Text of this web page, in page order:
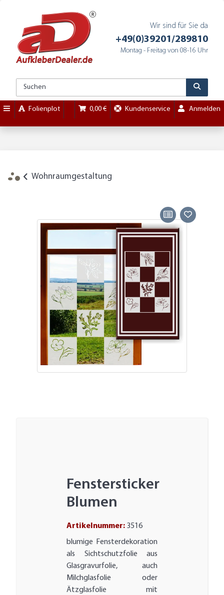
Wir sind für Sie da
+49(0)39201/289810
Montag - Freitag von 08-16 Uhr
Folienplot 0,00 € Kundenservice Anmelden
Wohnraumgestaltung
Fenstersticker
Blumen
Artikelnummer: 3516
blumige Fensterdekoration
als Sichtschutzfolie aus
Glasgravurfolie, auch
Milchglasfolie oder
Ätzglasfolie mit